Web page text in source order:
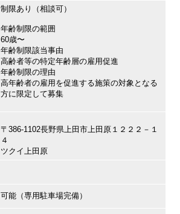
制限あり（相談可）
年齢制限の範囲
60歳〜
年齢制限該当事由
高齢者等の特定年齢層の雇用促進
年齢制限の理由
高年齢者の雇用を促進する施策の対象となる
方に限定して募集
〒386-1102長野県上田市上田原１２２２－１
４
ツクイ上田原
可能（専用駐車場完備）